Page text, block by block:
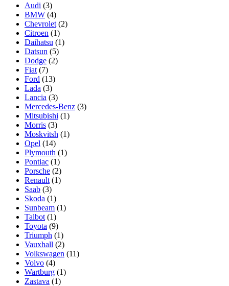
Audi (3)
BMW (4)
Chevrolet (2)
Citroen (1)
Daihatsu (1)
Datsun (5)
Dodge (2)
Fiat (7)
Ford (13)
Lada (3)
Lancia (3)
Mercedes-Benz (3)
Mitsubishi (1)
Morris (3)
Moskvitsh (1)
Opel (14)
Plymouth (1)
Pontiac (1)
Porsche (2)
Renault (1)
Saab (3)
Skoda (1)
Sunbeam (1)
Talbot (1)
Toyota (9)
Triumph (1)
Vauxhall (2)
Volkswagen (11)
Volvo (4)
Wartburg (1)
Zastava (1)